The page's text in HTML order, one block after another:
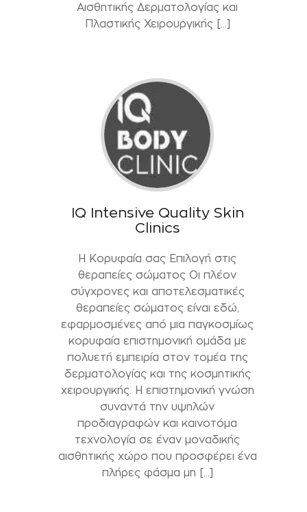
Αισθητικής Δερματολογίας και
Πλαστικής Χειρουργικής […]
IQ Intensive Quality Skin
Clinics
Η Κορυφαία σας Επιλογή στις
θεραπείες σώματος Οι πλέον
σύγχρονες και αποτελεσματικές
θεραπείες σώματος είναι εδώ,
εφαρμοσμένες από μια παγκοσμίως
κορυφαία επιστημονική ομάδα με
πολυετή εμπειρία στον τομέα της
δερματολογίας και της κοσμητικής
χειρουργικής. Η επιστημονική γνώση
συναντά την υψηλών
προδιαγραφών και καινοτόμα
τεχνολογία σε έναν μοναδικής
αισθητικής χώρο που προσφέρει ένα
πλήρες φάσμα μη […]